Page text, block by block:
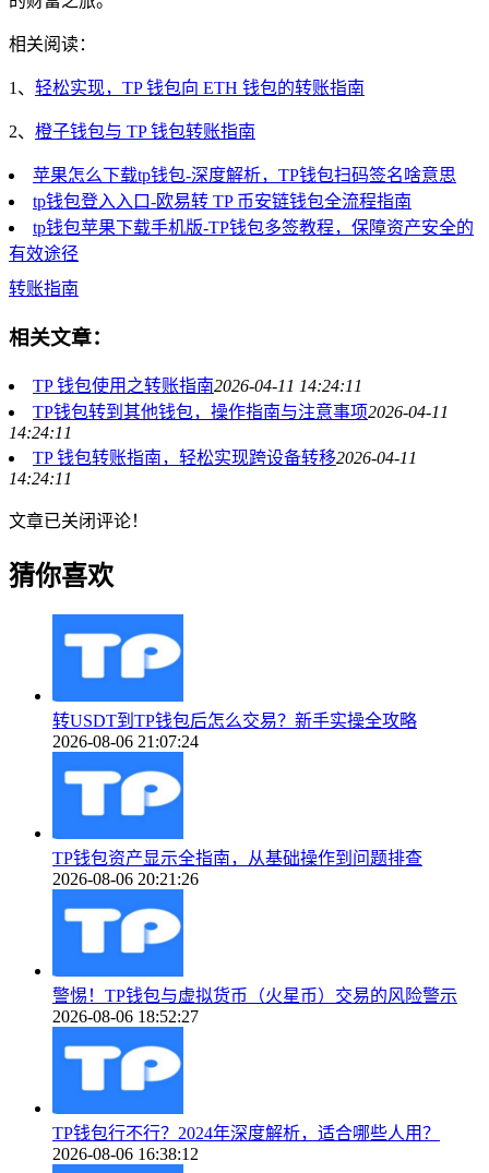
相关阅读：
1、 轻松实现，TP 钱包向 ETH 钱包的转账指南
2、 橙子钱包与 TP 钱包转账指南
苹果怎么下载tp钱包-深度解析，TP钱包扫码签名啥意思
tp钱包登入入口-欧易转 TP 币安链钱包全流程指南
tp钱包苹果下载手机版-TP钱包多签教程，保障资产安全的
有效途径
转账指南
相关文章：
TP 钱包使用之转账指南2026-04-11 14:24:11
TP钱包转到其他钱包，操作指南与注意事项2026-04-11
14:24:11
TP 钱包转账指南，轻松实现跨设备转移2026-04-11
14:24:11
文章已关闭评论！
猜你喜欢
转USDT到TP钱包后怎么交易？新手实操全攻略
2026-08-06 21:07:24
TP钱包资产显示全指南，从基础操作到问题排查
2026-08-06 20:21:26
警惕！TP钱包与虚拟货币（火星币）交易的风险警示
2026-08-06 18:52:27
TP钱包行不行？2024年深度解析，适合哪些人用？
2026-08-06 16:38:12